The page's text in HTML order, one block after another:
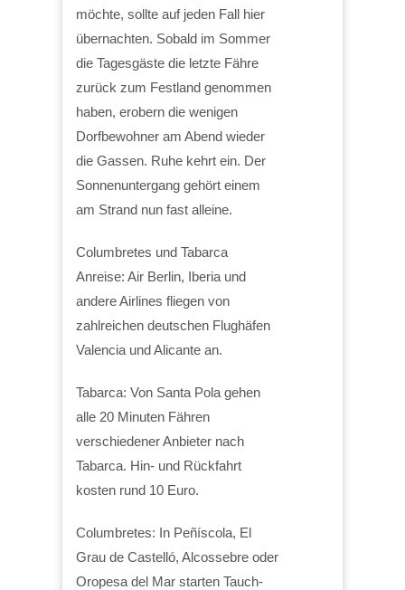
möchte, sollte auf jeden Fall hier
übernachten. Sobald im Sommer
die Tagesgäste die letzte Fähre
zurück zum Festland genommen
haben, erobern die wenigen
Dorfbewohner am Abend wieder
die Gassen. Ruhe kehrt ein. Der
Sonnenuntergang gehört einem
am Strand nun fast alleine.
Columbretes und Tabarca
Anreise: Air Berlin, Iberia und
andere Airlines fliegen von
zahlreichen deutschen Flughäfen
Valencia und Alicante an.
Tabarca: Von Santa Pola gehen
alle 20 Minuten Fähren
verschiedener Anbieter nach
Tabarca. Hin- und Rückfahrt
kosten rund 10 Euro.
Columbretes: In Peñíscola, El
Grau de Castelló, Alcossebre oder
Oropesa del Mar starten Tauch-